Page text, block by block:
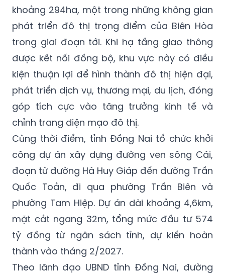
khoảng 294ha, một trong những không gian
phát triển đô thị trọng điểm của Biên Hòa
trong giai đoạn tới. Khi hạ tầng giao thông
được kết nối đồng bộ, khu vực này có điều
kiện thuận lợi để hình thành đô thị hiện đại,
phát triển dịch vụ, thương mại, du lịch, đóng
góp tích cực vào tăng trưởng kinh tế và
chỉnh trang diện mạo đô thị.
Cùng thời điểm, tỉnh Đồng Nai tổ chức khởi
công dự án xây dựng đường ven sông Cái,
đoạn từ đường Hà Huy Giáp đến đường Trần
Quốc Toản, đi qua phường Trấn Biên và
phường Tam Hiệp. Dự án dài khoảng 4,6km,
mặt cắt ngang 32m, tổng mức đầu tư 574
tỷ đồng từ ngân sách tỉnh, dự kiến hoàn
thành vào tháng 2/2027.
Theo lãnh đạo UBND tỉnh Đồng Nai, đường